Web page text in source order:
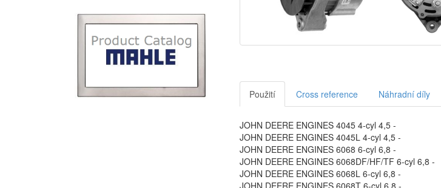
Použití Cross reference Náhradní díly
JOHN DEERE ENGINES 4045 4-cyl 4,5 -
JOHN DEERE ENGINES 4045L 4-cyl 4,5 -
JOHN DEERE ENGINES 6068 6-cyl 6,8 -
JOHN DEERE ENGINES 6068DF/HF/TF 6-cyl 6,8 -
JOHN DEERE ENGINES 6068L 6-cyl 6,8 -
JOHN DEERE ENGINES 6068T 6-cyl 6,8 -